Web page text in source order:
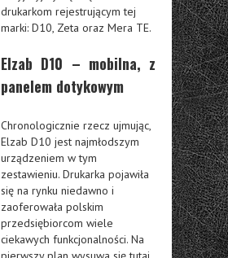
drukarkom rejestrującym tej
marki: D10, Zeta oraz Mera TE.
Elzab D10 – mobilna, z
panelem dotykowym
Chronologicznie rzecz ujmując,
Elzab D10 jest najmłodszym
urządzeniem w tym
zestawieniu. Drukarka pojawiła
się na rynku niedawno i
zaoferowała polskim
przedsiębiorcom wiele
ciekawych funkcjonalności. Na